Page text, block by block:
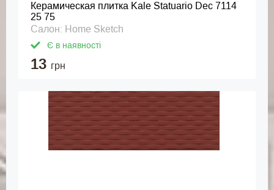
Керамическая плитка Kale Statuario Dec 7114
25 75
Салон: Home Sketch
Є в наявності
13 грн